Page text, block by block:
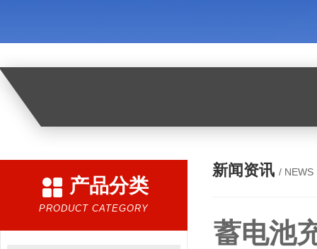
产品分类
PRODUCT CATEGORY
新闻资讯 / NEWS
蓄电池